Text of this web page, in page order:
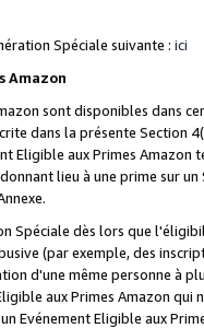
Spéciale suivante : ici
Amazon
sont disponibles dans
dans la présente Section
Eligible aux Primes Amazon
lieu à une prime sur
Spéciale dès lors que
(par exemple, des
d'une même personne à
aux Primes Amazon qui
Evénement Eligible aux